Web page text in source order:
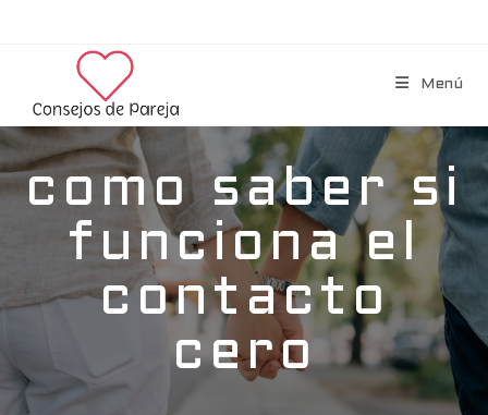
Menú
como saber si
funciona el
contacto
cero